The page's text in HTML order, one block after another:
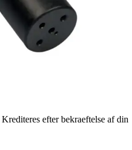
Krediteres efter bekraeftelse af din